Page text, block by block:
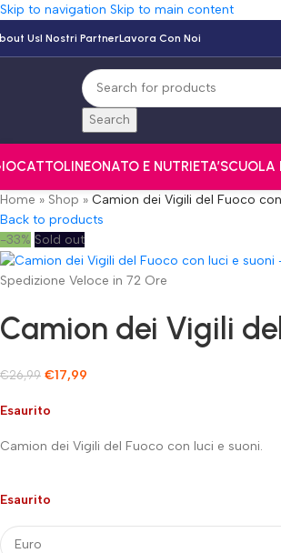
Skip to navigation Skip to main content
UsI Nostri PartnerLavora Con Noi
Search
NEONATO E NUTRIETA’SCUOLA
Home » Shop » Camion dei Vigili del Fuoco
Back to products
-33% Sold out
Spedizione Veloce in 72 Ore
Camion dei Vigili
€26,99 €17,99
Esaurito
Camion dei Vigili del Fuoco con luci e suoni.
Esaurito